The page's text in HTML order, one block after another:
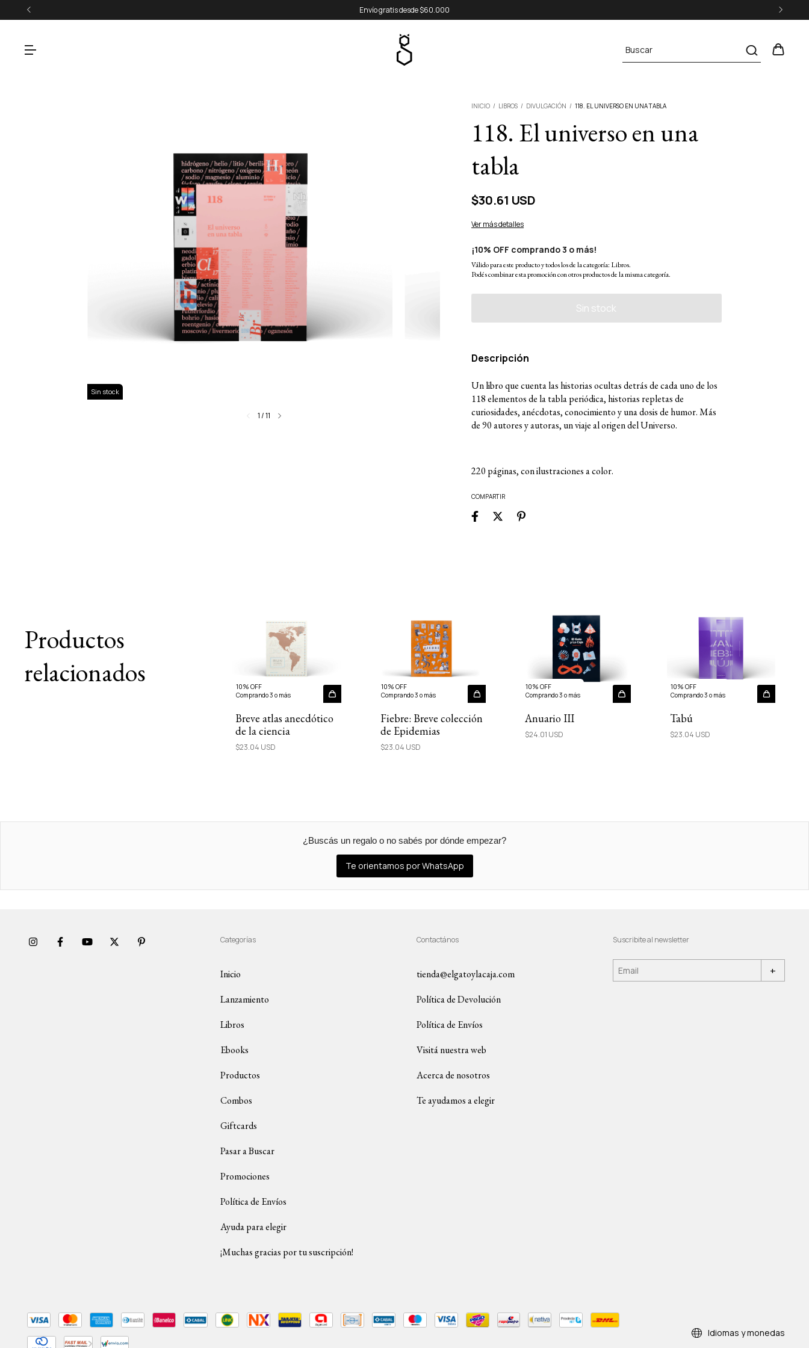
Envío gratis desde $60.000
Sin stock
1/11
INICIO / LIBROS / DIVULGACIÓN / 118. EL UNIVERSO EN UNA TABLA
118. El universo en una
tabla
$30.61 USD
Ver más detalles
¡10% OFF comprando 3 o más!
Válido para este producto y todos los de la categoría: Libros.
Podés combinar esta promoción con otros productos de la misma categoría.
Descripción
Un libro que cuenta las historias ocultas detrás de cada uno de los
118 elementos de la tabla periódica, historias repletas de
curiosidades, anécdotas, conocimiento y una dosis de humor. Más
de 90 autores y autoras, un viaje al origen del Universo.
220 páginas, con ilustraciones a color.
COMPARTIR
Productos
relacionados
10% OFF
Comprando 3 o más
Breve atlas anecdótico
de la ciencia
$23.04 USD
10% OFF
Comprando 3 o más
Fiebre: Breve colección
de Epidemias
$23.04 USD
10% OFF
Comprando 3 o más
Anuario III
$24.01 USD
10% OFF
Comprando 3 o más
Tabú
$23.04 USD
¿Buscás un regalo o no sabés por dónde empezar?
Te orientamos por WhatsApp
Categorías
Inicio
Lanzamiento
Libros
Ebooks
Productos
Combos
Giftcards
Pasar a Buscar
Promociones
Política de Envíos
Ayuda para elegir
¡Muchas gracias por tu suscripción!
Contactános
tienda@elgatoylacaja.com
Política de Devolución
Política de Envíos
Visitá nuestra web
Acerca de nosotros
Te ayudamos a elegir
Suscribite al newsletter
+
Idiomas y monedas